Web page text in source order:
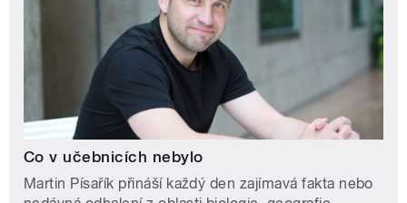
Co v učebnicích nebylo
Martin Písařík přináší každý den zajímavá fakta nebo